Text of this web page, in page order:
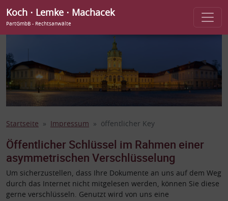
Koch ⋅ Lemke ⋅ Machacek
PartGmbB - Rechtsanwälte
Startseite Impressum öffentlicher Key
Öffentlicher Schlüssel im Rahmen einer
asymmetrischen Verschlüsselung
Um sicherzustellen, dass Ihre Dokumente an uns auf dem Weg
durch das Internet nicht mitgelesen werden, können Sie diese
gerne verschlüsseln. Genutzt wird von uns eine